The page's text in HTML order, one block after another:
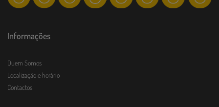
Informações
Quem Somos
Localização e horário
Contactos